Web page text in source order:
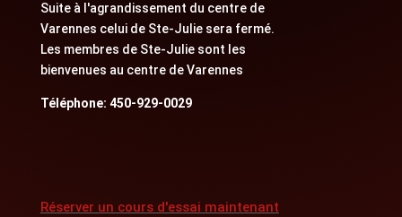
Suite à l'agrandissement du centre de
Varennes celui de Ste-Julie sera fermé.
Les membres de Ste-Julie sont les
bienvenues au centre de Varennes
Téléphone: 450-929-0029
Réserver un cours d'essai maintenant